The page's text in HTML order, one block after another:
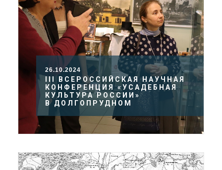
26.10.2024
III ВСЕРОССИЙСКАЯ НАУЧНАЯ
КОНФЕРЕНЦИЯ «УСАДЕБНАЯ
КУЛЬТУРА РОССИИ»
В ДОЛГОПРУДНОМ